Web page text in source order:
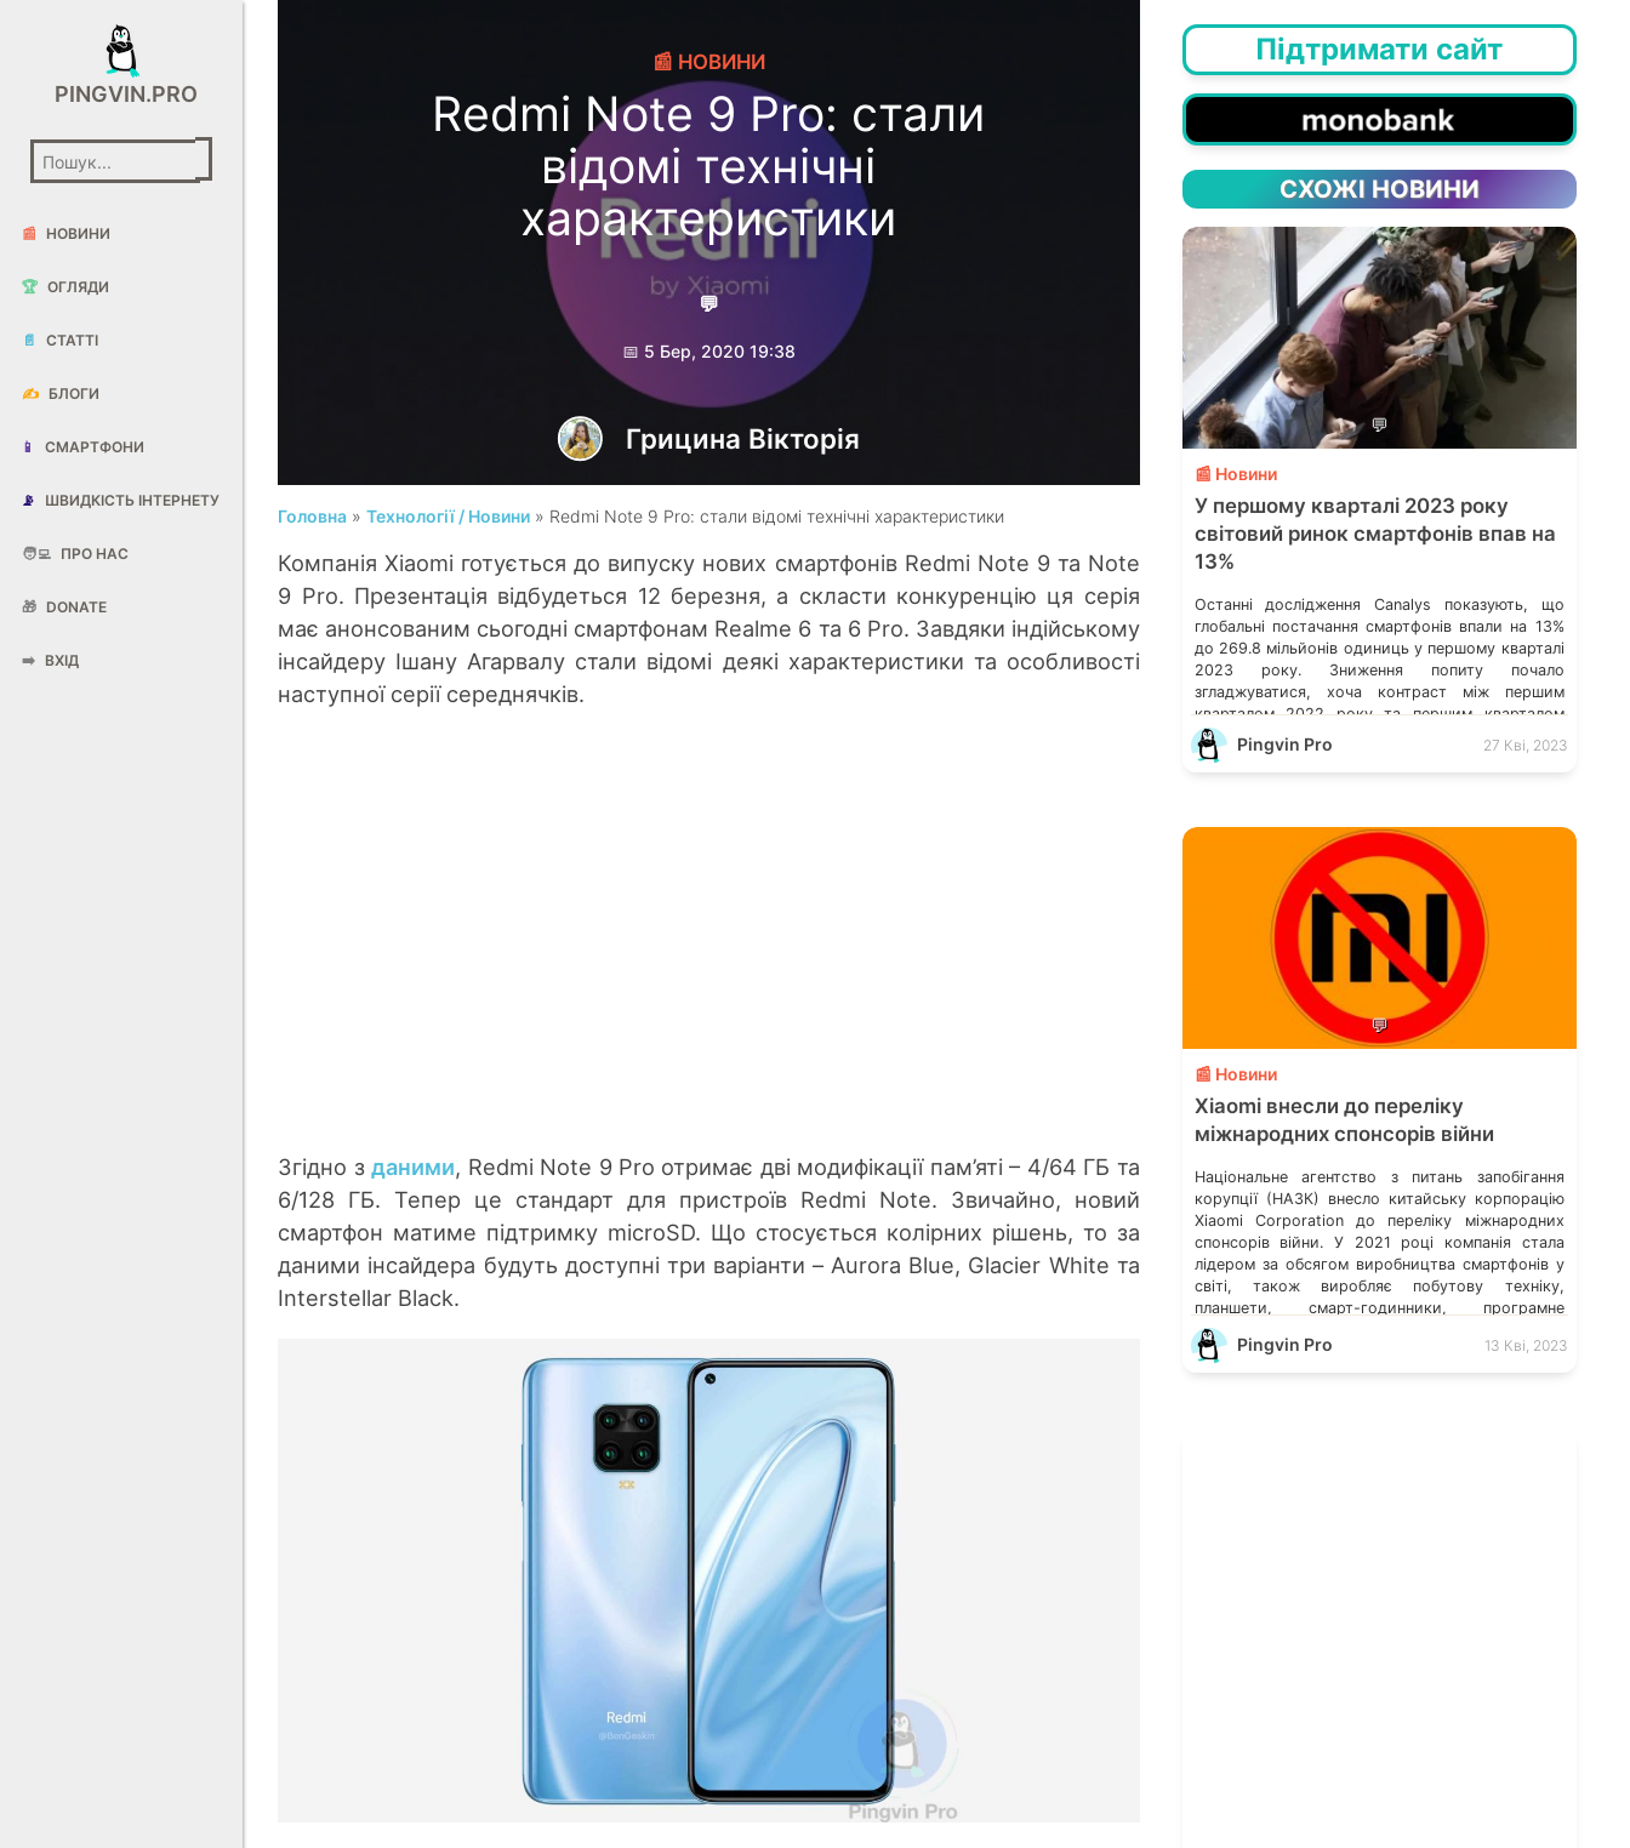
PINGVIN.PRO
📰 НОВИНИ
🏆 ОГЛЯДИ
📄 СТАТТІ
✍️ БЛОГИ
📱 СМАРТФОНИ
📡 ШВИДКІСТЬ ІНТЕРНЕТУ
🧑‍💻 ПРО НАС
🎁 DONATE
➡️ ВХІД
📰 НОВИНИ
Redmi Note 9 Pro: стали
відомі технічні
характеристики
💬
📅 5 Бер, 2020 19:38
Грицина Вікторія
Головна »Технології / Новини » Redmi Note 9 Pro: стали відомі технічні характеристики
Компанія Xiaomi готується до випуску нових смартфонів Redmi Note 9 та Note
9 Pro. Презентація відбудеться 12 березня, а скласти конкуренцію ця серія
має анонсованим сьогодні смартфонам Realme 6 та 6 Pro. Завдяки індійському
інсайдеру Ішану Агарвалу стали відомі деякі характеристики та особливості
наступної серії середнячків.
Згідно зданими, Redmi Note 9 Pro отримає дві модифікації пам’яті – 4/64 ГБ та
6/128 ГБ. Тепер це стандарт для пристроїв Redmi Note. Звичайно, новий
смартфон матиме підтримку microSD. Що стосується колірних рішень, то за
даними інсайдера будуть доступні три варіанти – Aurora Blue, Glacier White та
Interstellar Black.
Підтримати сайт
СХОЖІ НОВИНИ
💬
📰 Новини
У першому кварталі 2023 року
світовий ринок смартфонів впав на
13%
Останні дослідження Canalys показують, що
глобальні постачання смартфонів впали на 13%
до 269.8 мільйонів одиниць у першому кварталі
2023 року. Зниження попиту почало
згладжуватися, хоча контраст між першим
кварталом 2022 року та першим кварталом
2023 року все ще помітний. Дослідження
Canalys: світове постачання смартфонів за 4-ий
Pingvin Pro 27 Кві, 2023
💬
📰 Новини
Xiaomi внесли до переліку
міжнародних спонсорів війни
Національне агентство з питань запобігання
корупції (НАЗК) внесло китайську корпорацію
Xiaomi Corporation до переліку міжнародних
спонсорів війни. У 2021 році компанія стала
лідером за обсягом виробництва смартфонів у
світі, також виробляє побутову техніку,
планшети, смарт-годинники, програмне
забезпечення, електросамокати,
електровелосипеди та багато іншого. Ілон Маск
Pingvin Pro 13 Кві, 2023